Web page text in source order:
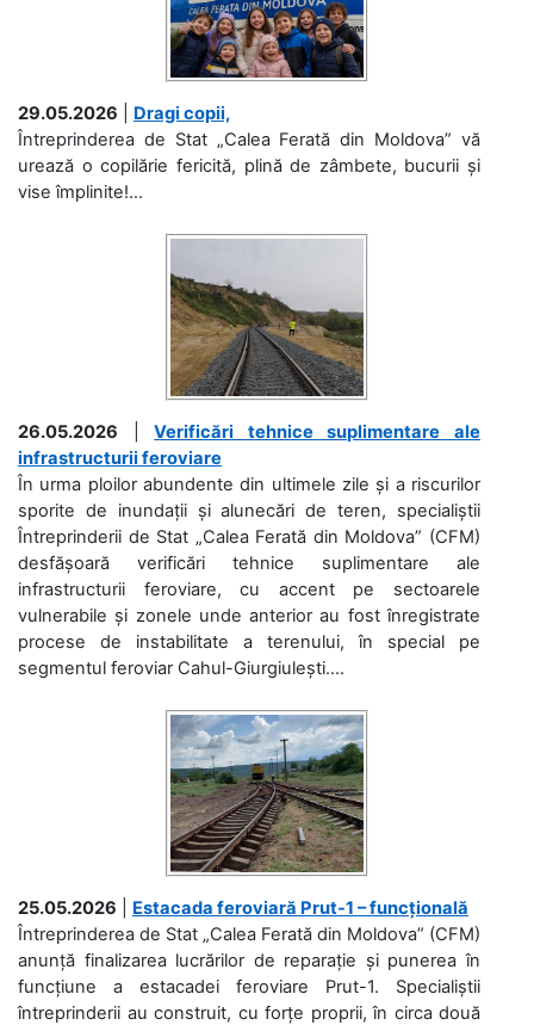
29.05.2026
Dragi copii,
Întreprinderea de Stat „Calea Ferată din Moldova” vă
urează o copilărie fericită, plină de zâmbete, bucurii și
vise împlinite!...
26.05.2026 |Verificări tehnice suplimentare ale
infrastructurii feroviare
În urma ploilor abundente din ultimele zile și a riscurilor
sporite de inundații și alunecări de teren, specialiștii
Întreprinderii de Stat „Calea Ferată din Moldova” (CFM)
desfășoară verificări tehnice suplimentare ale
infrastructurii feroviare, cu accent pe sectoarele
vulnerabile și zonele unde anterior au fost înregistrate
procese de instabilitate a terenului, în special pe
segmentul feroviar Cahul-Giurgiulești....
25.05.2026
Estacada feroviară Prut-1 – funcțională
Întreprinderea de Stat „Calea Ferată din Moldova” (CFM)
anunță finalizarea lucrărilor de reparație și punerea în
funcțiune a estacadei feroviare Prut-1. Specialiștii
întreprinderii au construit, cu forțe proprii, în circa două